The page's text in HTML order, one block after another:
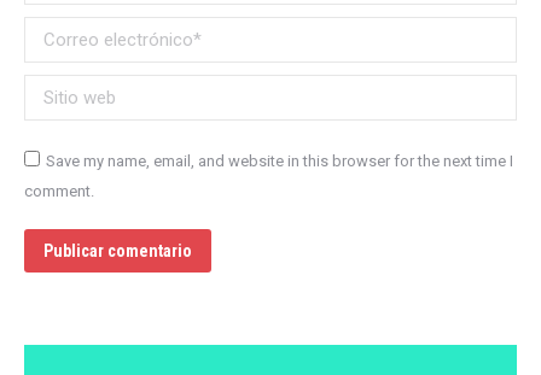
Correo electrónico *
Sitio web
Save my name, email, and website in this browser for the next time I
comment.
Publicar comentario